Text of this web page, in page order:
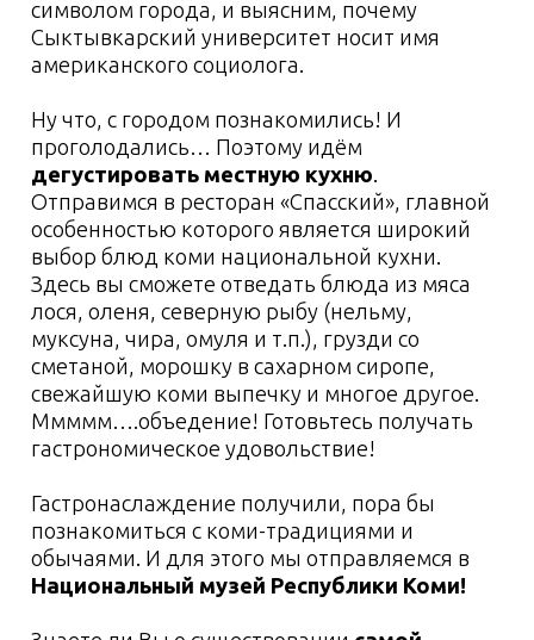
вкус?? Мммм...
А после кулинарного мастер-класса мы
поужинаем нашими ароматными и горячими
блюдами и, сытые и довольные, отправимся
Выезжаем в Финно-угорский этнопарк, где
мы с вами будем ночевать в гостинице
«Финноугория». Дизайн каждой комнаты
имеет свои отличительные особенности,
характерные для той или иной
национальности. А информационная
табличка внутри рассказывает о быте и
обычаях народа, которому посвящен номер.
Поэтому постояльцы не только с интересом
проведут время в гостинице, но и пополнят
свой интеллектуальный уровень знаниями о
представителях финно-угорского народа.
Заселились, немного отдохнули и… думаете
на этом всё? Ну уж нет! Нас ждут
этнострашилки, которые вобрали в себя
Ладно, всё будет не так уж страшно, но при
этом очень занимательно! Нас ждут
национальные легенды о мистических духах
и нечисти, с которыми считались коми, кого
задабривали, а кого остерегались. Порой
Поверьте, это будет отличным завершением